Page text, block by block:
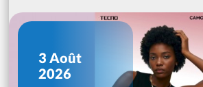
3 Août
2026